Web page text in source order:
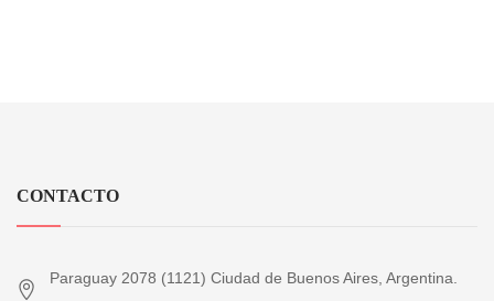
CONTACTO
Paraguay 2078 (1121) Ciudad de Buenos Aires, Argentina.